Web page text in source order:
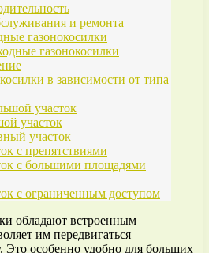
и ремонта
газонокосилки
газонокосилки
в зависимости от типа
участок
участок
участок
с препятствиями
с большими площадями
с ограниченным доступом
обладают встроенным
им передвигаться
Это особенно удобно для больших